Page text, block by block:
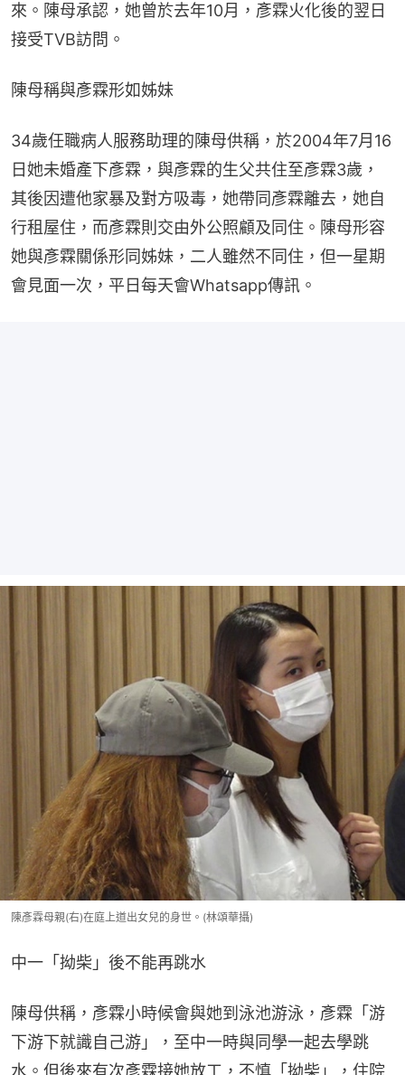
來。陳母承認，她曾於去年10月，彥霖火化後的翌日
接受TVB訪問。
陳母稱與彥霖形如姊妹
34歲任職病人服務助理的陳母供稱，於2004年7月16
日她未婚產下彥霖，與彥霖的生父共住至彥霖3歲，
其後因遭他家暴及對方吸毒，她帶同彥霖離去，她自
行租屋住，而彥霖則交由外公照顧及同住。陳母形容
她與彥霖關係形同姊妹，二人雖然不同住，但一星期
會見面一次，平日每天會Whatsapp傳訊。
陳彥霖母親(右)在庭上道出女兒的身世。(林頌華攝)
中一「拗柴」後不能再跳水
陳母供稱，彥霖小時候會與她到泳池游泳，彥霖「游
下游下就識自己游」，至中一時與同學一起去學跳
水。但後來有次彥霖接她放工，不慎「拗柴」，住院